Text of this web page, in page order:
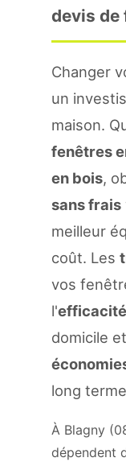
devis de
Changer
un
maison.
fenêtres
en bois,
sans frais
meilleur
coût. Les
vos
l'
domicile
long
À Blagny
dépendent